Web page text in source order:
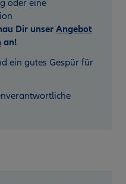
oder eine
Dir unserAngebot
an!
ein gutes Gespür für